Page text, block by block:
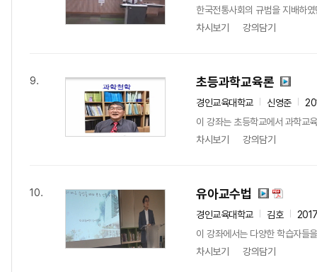
한국전통사회의 규범을 지배하
차시보기
강의담기
9. 초등과학교육론
경인교육대학교 신영준
이 강좌는 초등학교에서 과학교
차시보기
강의담기
10. 유아교수법
경인교육대학교 김호
이 강좌에서는 다양한 학습자들
차시보기
강의담기